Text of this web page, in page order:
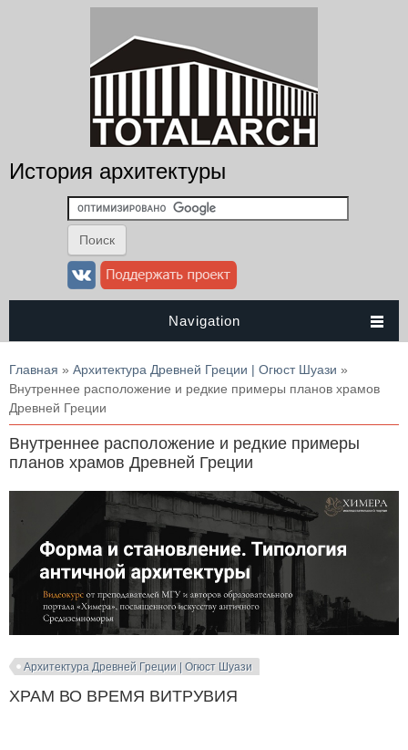
История архитектуры
Navigation
Вы здесь
Главная » Архитектура Древней Греции | Огюст Шуази »
Внутреннее расположение и редкие примеры планов храмов
Древней Греции
Внутреннее расположение и редкие примеры
планов храмов Древней Греции
Архитектура Древней Греции | Огюст Шуази
ХРАМ ВО ВРЕМЯ ВИТРУВИЯ